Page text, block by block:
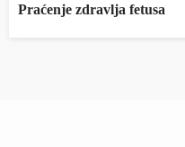
Praćenje zdravlja fetusa